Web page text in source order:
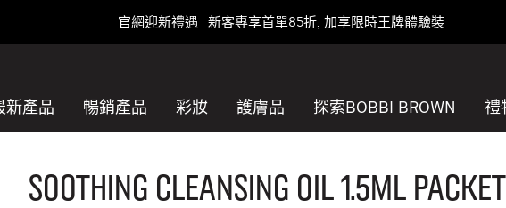
官網迎新禮遇 | 新客專享首單85折, 加享限時王牌體驗裝
新產品 暢銷產品 彩妝 護膚品 探索BOBBI BROWN 禮
Soothing Cleansing Oil 1.5ml